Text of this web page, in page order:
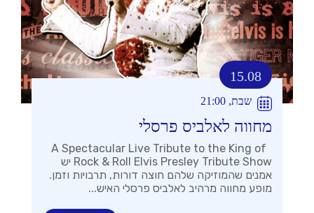
15.08
שבת, 21:00
מחווה לאלביס פרסלי
A Spectacular Live Tribute to the King of
Rock & Roll Elvis Presley Tribute Show יש
אמנים שהמוזיקה שלהם חוצה דורות, תרבויות וזמן.
מופע מחווה מרהיב לאלביס פרסלי האיש...